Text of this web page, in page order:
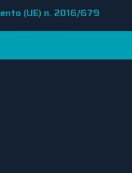
(UE) n. 2016/679